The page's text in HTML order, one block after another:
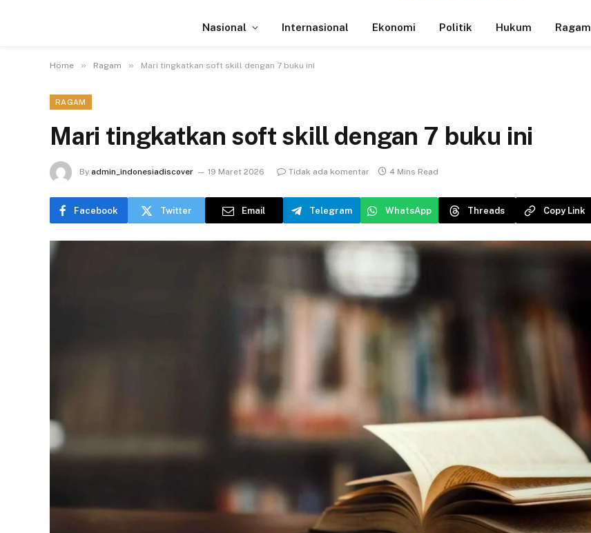
Nasional Internasional Ekonomi Politik Hukum Ragam
Home » Ragam » Mari tingkatkan soft skill dengan 7 buku ini
RAGAM
Mari tingkatkan soft skill dengan 7 buku ini
By admin_indonesiadiscover 19 Maret 2026 Tidak ada komentar 4 Mins Read
Facebook Twitter Email Telegram WhatsApp Threads Copy Link